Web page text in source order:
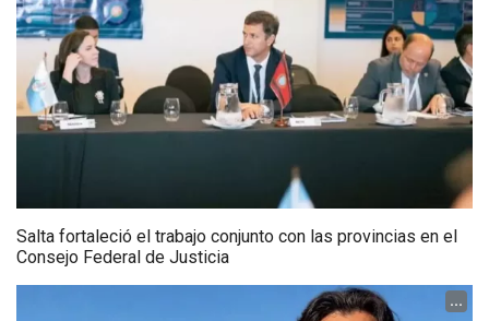
Salta fortaleció el trabajo conjunto con las provincias en el
Consejo Federal de Justicia
...